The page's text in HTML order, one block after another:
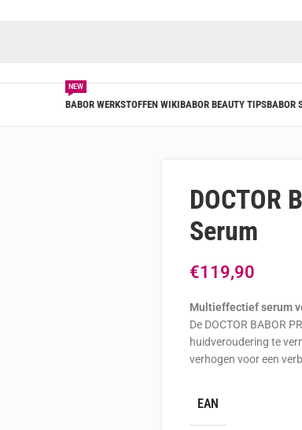
BABOR WERKSTOFFEN WIKI
NEW
BABOR BEAUTY TIPSBABOR
DOCTOR
Serum
€119,90
Multieffectief serum
De DOCTOR BABOR
huidveroudering te
verhogen voor een
EAN